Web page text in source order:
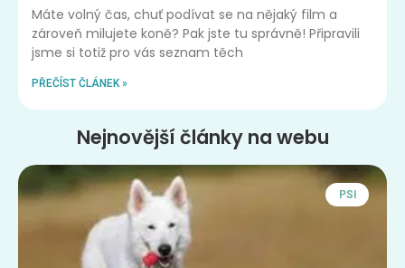
Máte volný čas, chuť podívat se na nějaký film a
zároveň milujete koně? Pak jste tu správně! Připravili
jsme si totiž pro vás seznam těch
PŘEČÍST ČLÁNEK »
Nejnovější články na webu
PSI